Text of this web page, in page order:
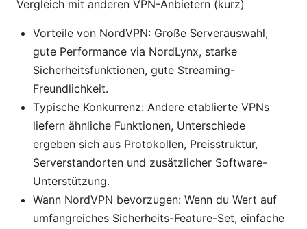
Vergleich mit anderen VPN-Anbietern (kurz)
Vorteile von NordVPN: Große Serverauswahl,
gute Performance via NordLynx, starke
Sicherheitsfunktionen, gute Streaming-
Freundlichkeit.
Typische Konkurrenz: Andere etablierte VPNs
liefern ähnliche Funktionen, Unterschiede
ergeben sich aus Protokollen, Preisstruktur,
Serverstandorten und zusätzlicher Software-
Unterstützung.
Wann NordVPN bevorzugen: Wenn du Wert auf
umfangreiches Sicherheits-Feature-Set, einfache